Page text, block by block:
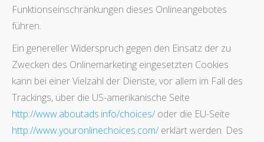
Funktionseinschränkungen dieses Onlineangebotes
führen.
Ein genereller Widerspruch gegen den Einsatz der zu
Zwecken des Onlinemarketing eingesetzten Cookies
kann bei einer Vielzahl der Dienste, vor allem im Fall des
Trackings, über die US-amerikanische Seite
http://www.aboutads.info/choices/ oder die EU-Seite
http://www.youronlinechoices.com/ erklärt werden. Des